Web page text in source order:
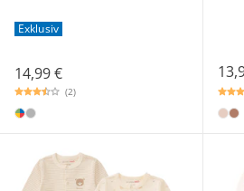
Exklusiv
14,99 €
(2)